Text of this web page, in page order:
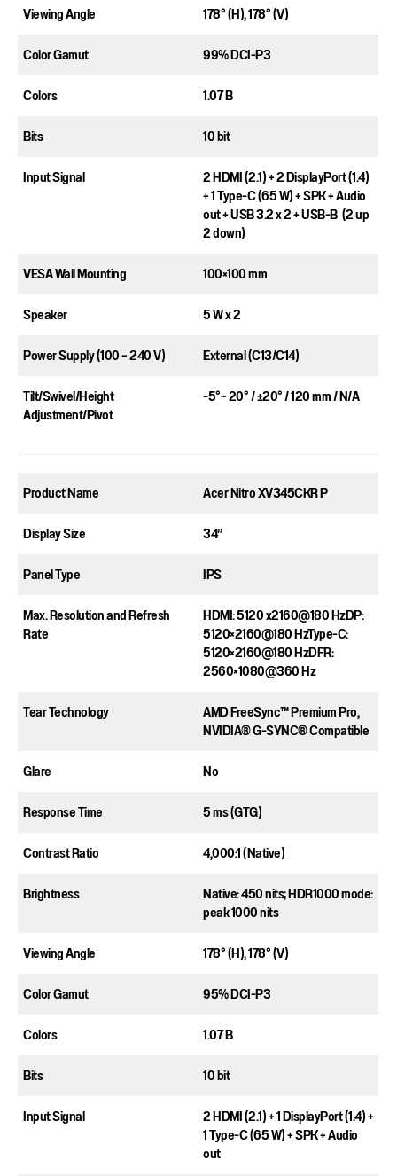
Viewing Angle​
178° (H), 178° (V)​
Color Gamut​
99%​ DCI-P3
Colors​
1.07 B​
Bits​
10 bit​
Input Signal​
2 HDMI (2.1) + 2 DisplayPort (1.4)
+ 1 Type-C (65 W) + SPK + Audio
out + USB 3.2 x 2 + USB-B (2 up
2 down)​
VESA Wall Mounting​
100×100 mm​
Speaker​
5 W x 2​
Power Supply (100 – 240 V)​
External (C13/C14)​
Tilt/Swivel/Height
Adjustment/Pivot​
-5°~ 20° / ±20° / 120 mm / N/A​
Product Name​
Acer Nitro XV345CKR P​
Display Size​
34”​
Panel Type​
IPS​
Max. Resolution and Refresh
Rate​
HDMI: 5120 x2160@180 Hz​DP:
5120×2160@180 Hz​Type-C:
5120×2160@180 Hz​DFR:
2560×1080@360 Hz
Tear Technology
AMD FreeSync™ Premium Pro,
NVIDIA® G-SYNC® Compatible
Glare​
No​
Response Time​
5 ms (GTG)​
Contrast Ratio​
4,000:1 (Native)​
Brightness​
Native: 450 nits; HDR1000 mode:
peak 1000 nits
Viewing Angle​
178° (H), 178° (V)​
Color Gamut​
95%​ DCI-P3
Colors​
1.07 B​
Bits​
10 bit​
Input Signal​
2 HDMI (2.1) + 1 DisplayPort (1.4) +
1 Type-C (65 W) + SPK + Audio
out​